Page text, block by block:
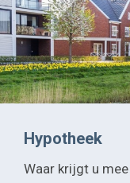
Hypotheek
Waar krijgt u